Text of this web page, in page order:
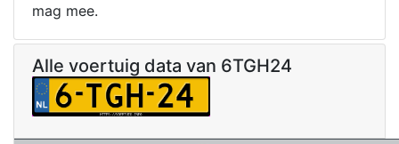
mag mee.
Alle voertuig data van 6TGH24